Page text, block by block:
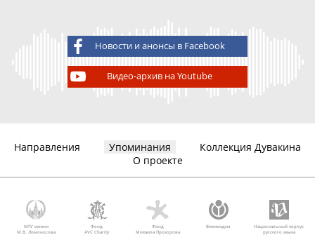
Новости и анонсы в Facebook
Видео-архив на Youtube
Направления Упоминания
Коллекция Дувакина
О проекте
МГУ имени
М.В. Ломоносова
Фонд
AVC Charity
Фонд
Михаила Прохорова
Викимедиа
Национальный корпус
русского языка